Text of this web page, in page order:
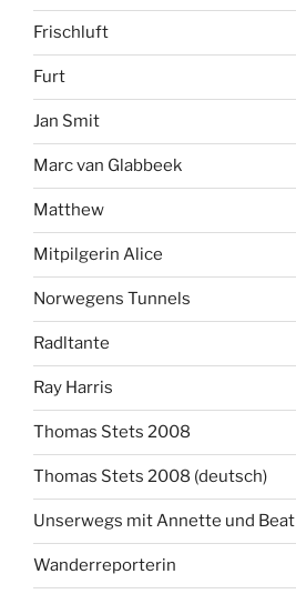
Frischluft
Furt
Jan Smit
Marc van Glabbeek
Matthew
Mitpilgerin Alice
Norwegens Tunnels
Radltante
Ray Harris
Thomas Stets 2008
Thomas Stets 2008 (deutsch)
Unserwegs mit Annette und Beat
Wanderreporterin